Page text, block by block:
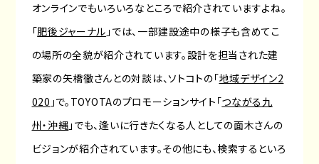
オンラインでもいろいろなところで紹介されていますよね。
「肥後ジャーナル 」では、一部建設途中の様子も含めてこ
の場所の全貌が紹介されています。設計を担当された建
築家の矢橋徹さんとの対談は、ソトコトの「地域デザイン2
020 」で。TOYOTAのプロモーションサイト「つながる九
州・沖縄 」でも、逢いに行きたくなる人としての面木さんの
ビジョンが紹介されています。その他にも、検索するといろ